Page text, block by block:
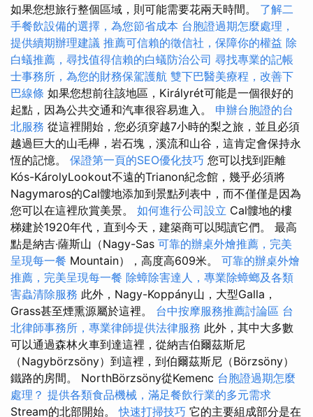
如果您想旅行整個區域，則可能需要花兩天時間。 了解二
手餐飲設備的選擇，為您節省成本 台胞證過期怎麼處理，
提供續期辦理建議 推薦可信賴的徵信社，保障你的權益 除
白蟻推薦，尋找值得信賴的白蟻防治公司 尋找專業的記帳
士事務所，為您的財務保駕護航 雙下巴醫美療程，改善下
巴線條 如果您想前往該地區，Királyrét可能是一個很好的
起點，因為公共交通和汽車很容易進入。 申辦台胞證的台
北服務 從這裡開始，您必須穿越7小時的梨之旅，並且必須
越過巨大的山毛櫸，岩石塊，溪流和山谷，這肯定會保持永
恆的記憶。 保證第一頁的SEO優化技巧 您可以找到距離
Kós-KárolyLookout不遠的Trianon紀念館，幾乎必須將
Nagymaros的Cal髏地添加到景點列表中，而不僅僅是因為
您可以在這裡欣賞美景。 如何進行公司設立 Cal髏地的樓
梯建於1920年代，直到今天，建築商可以閱讀它們。 最高
點是納吉·薩斯山（Nagy-Sas 可靠的辦桌外燴推薦，完美
呈現每一餐 Mountain），高度高609米。 可靠的辦桌外燴
推薦，完美呈現每一餐 除蟑除害達人，專業除蟑螂及各類
害蟲清除服務 此外，Nagy-Koppány山，大型Galla，
Grass甚至煙熏源屬於這裡。 台中按摩服務推薦討論區 台
北律師事務所，專業律師提供法律服務 此外，其中大多數
可以通過森林火車到達這裡，從納吉伯爾茲斯尼
（Nagybörzsöny）到這裡，到伯爾茲斯尼（Börzsöny）
鐵路的房間。 NorthBörzsöny從Kemenc 台胞證過期怎麼
處理？ 提供各類食品機械，滿足餐飲行業的多元需求
Stream的北部開始。快速打掃技巧 它的主要組成部分是在